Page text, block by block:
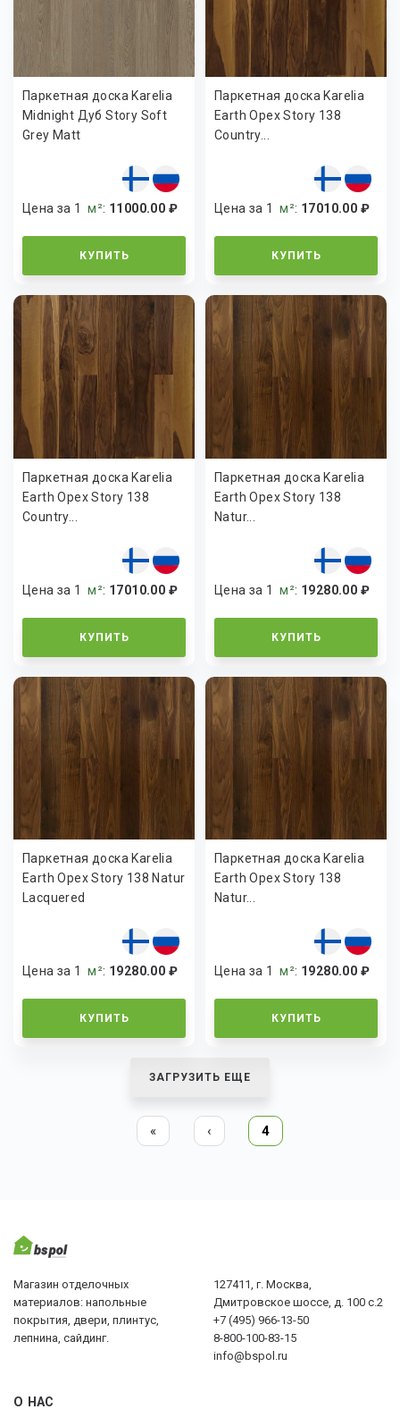
Паркетная доска Karelia
Midnight Дуб Story Soft
Grey Matt
Цена за 1м²: 11000.00 ₽
КУПИТЬ
Паркетная доска Karelia
Earth Орех Story 138
Country...
Цена за 1м²: 17010.00 ₽
КУПИТЬ
Паркетная доска Karelia
Earth Орех Story 138
Country...
Цена за 1м²: 17010.00 ₽
КУПИТЬ
Паркетная доска Karelia
Earth Орех Story 138
Natur...
Цена за 1м²: 19280.00 ₽
КУПИТЬ
Паркетная доска Karelia
Earth Орех Story 138 Natur
Lacquered
Цена за 1м²: 19280.00 ₽
КУПИТЬ
Паркетная доска Karelia
Earth Орех Story 138
Natur...
Цена за 1м²: 19280.00 ₽
КУПИТЬ
ЗАГРУЗИТЬ ЕЩЕ
« ‹ 4
Магазин отделочных
материалов: напольные
покрытия, двери, плинтус,
лепнина, сайдинг.
127411, г. Москва,
Дмитровское шоссе, д. 100 с.2
+7 (495) 966-13-50
8-800-100-83-15
info@bspol.ru
О НАС